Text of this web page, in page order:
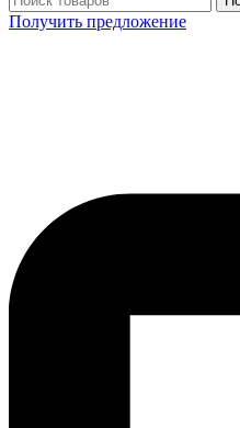
Получить предложение